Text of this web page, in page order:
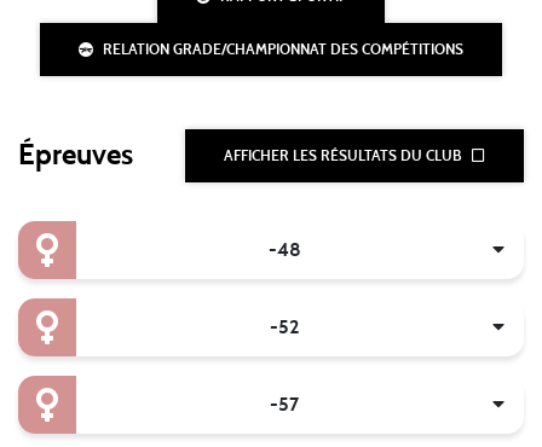
RELATION GRADE/CHAMPIONNAT DES COMPÉTITIONS
Épreuves AFFICHER LES RÉSULTATS DU CLUB
-48
-52
-57